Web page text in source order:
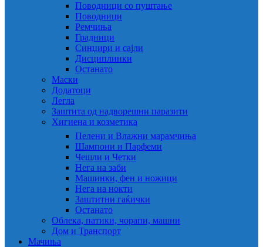
Поводници со пуштање
Поводници
Ремчиња
Градници
Синџири и сајли
Дисциплинки
Останато
Маски
Додатоци
Легла
Заштита од надворешни паразити
Хигиена и козметика
Пелени и Влажни марамчиња
Шампони и Парфеми
Чешли и Четки
Нега на заби
Машинки, фен и ножици
Нега на нокти
Заштитни гаќички
Останато
Облека, патики, чорапи, машни
Дом и Транспорт
Мачиња